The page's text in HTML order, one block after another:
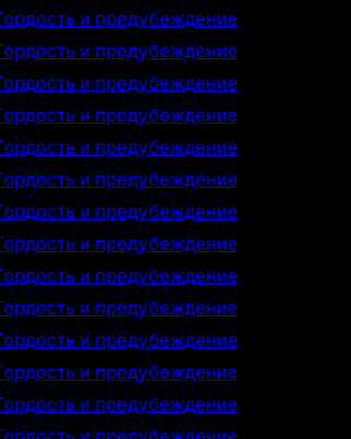
и предубеждение
и предубеждение
и предубеждение
и предубеждение
и предубеждение
и предубеждение
и предубеждение
и предубеждение
и предубеждение
и предубеждение
и предубеждение
и предубеждение
и предубеждение